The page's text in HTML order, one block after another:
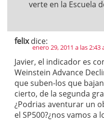
verte en la Escuela
felix dice:
enero 29, 2011 a las 2:43
Javier, el indicador es
Weinstein Advance
que suben-los que
cierto, de la segunda
¿Podrias aventurar un
el SP500?¿nos vamos a